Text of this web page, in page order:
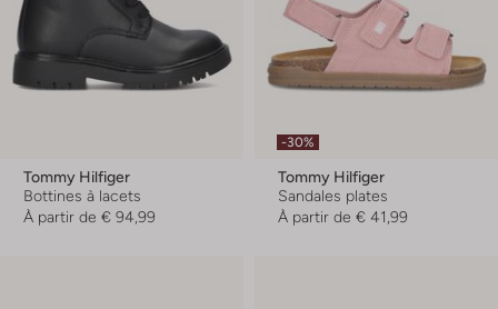
Tommy Hilfiger
Bottines à lacets
À partir de € 94,99
-30%
Tommy Hilfiger
Sandales plates
À partir de € 41,99